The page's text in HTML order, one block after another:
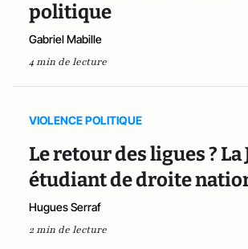
politique
Gabriel Mabille
4 min de lecture
VIOLENCE POLITIQUE
Le retour des ligues ?
étudiant de droite
Hugues Serraf
2 min de lecture